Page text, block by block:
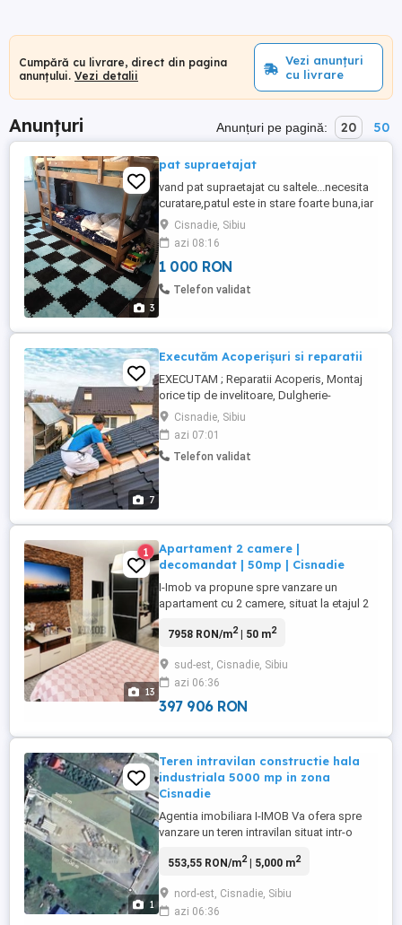
Cumpără cu livrare, direct din pagina
anunțului. Vezi detalii
Vezi anunțuri
cu livrare
Anunțuri Anunțuri pe pagină: 20 50
3
pat supraetajat
vand pat supraetajat cu saltele...necesita
curatare,patul este in stare foarte buna,iar
saltele sunt putin mai mici decat lungimea
patului.
Cisnadie, Sibiu
azi 08:16
1 000 RON
Telefon validat
7
Executăm Acoperișuri si reparatii
EXECUTAM ; Reparatii Acoperis, Montaj
orice tip de invelitoare, Dulgherie-
Realizare Acoperis Montaj Tigla metalica
tip Lindab, Montaj Tigla Ceramica Montaj
Tabla Cutata Montaj Parazapezi Montaj
jgheaburi si burlane Mansardari Reparatii
Cisnadie, Sibiu
azi 07:01
Telefon validat
13
1
Apartament 2 camere |
decomandat | 50mp | Cisnadie
I-Imob va propune spre vanzare un
apartament cu 2 camere, situat la etajul 2
Teilor. Apartamentul are o suprafata utila
utilat, fiind disponibil pentru mutare
imediata. Compartimentarea este practica
si diferita de cea ...
7958 RON/m2| 50 m2
sud-est, Cisnadie, Sibiu
azi 06:36
397 906 RON
1
Teren intravilan constructie hala
industriala 5000 mp in zona
Cisnadie
Agentia imobiliara I-IMOB Va ofera spre
vanzare un teren intravilan situat intr-o
Hale Industriale, acesta se afla in zona
principale: bull; Suprafata totala: 5000 mp,
cu o deschidere de 40 metri bull; Terenul
553,55 RON/m2| 5,000 m2
nord-est, Cisnadie, Sibiu
azi 06:36